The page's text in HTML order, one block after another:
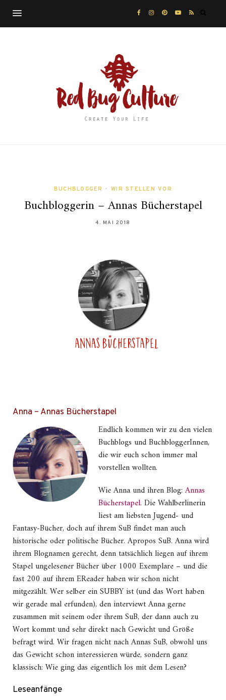
BUCHBLOGGER • WIR STELLEN VOR
Buchbloggerin – Annas Bücherstapel
4. MAI 2018
Anna – Annas Bücherstapel
Endlich kommen wir zu den vielen
Buchblogs und BuchbloggerInnen,
die wir euch schon immer mal
vorstellen wollten.
Wie Anna und ihren Blog:Annas
Bücherstapel. Die Wahlberlinerin
liest am liebsten Jugend- und
Fantasy-Bücher, doch auf ihrem SuB findet man auch
historische oder politische Bücher. Apropos SuB. Anna wird
ihrem Blognamen gerecht, denn tatsächlich liegen auf ihrem
Stapel ungelesener Bücher über 1000 Exemplare – und die
fast 200 auf ihrem EReader haben wir schon nicht
mitgezählt. Wer selber ein SUBBY ist (und das Wort haben
wir gerade mal erfunden), den interviewt Anna gerne
zusammen mit seinem oder ihrem SuB, der dann auch zu
Wort kommt und sehr direkt nach Gewicht und Größe
befragt wird. Wir fragen nicht nach Annas SuB, obwohl uns
das Gewicht schon interessieren würde, sondern ganz
klassisch: Wie ging das eigentlich los mit dem Lesen?
Leseanfänge